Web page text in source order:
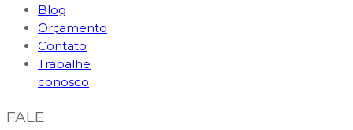
Blog
Orçamento
Contato
Trabalhe
conosco
FALE